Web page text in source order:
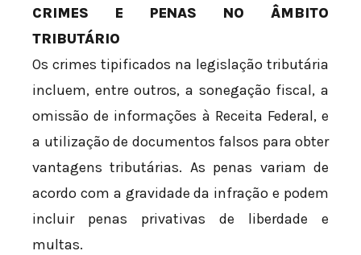
CRIMES E PENAS NO ÂMBITO
TRIBUTÁRIO
Os crimes tipificados na legislação tributária
incluem, entre outros, a sonegação fiscal, a
omissão de informações à Receita Federal, e
a utilização de documentos falsos para obter
vantagens tributárias. As penas variam de
acordo com a gravidade da infração e podem
incluir penas privativas de liberdade e
multas.